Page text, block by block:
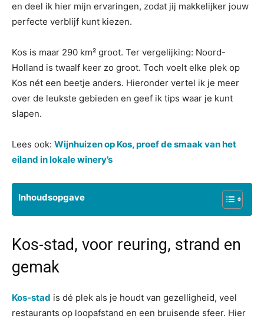
en deel ik hier mijn ervaringen, zodat jij makkelijker jouw
perfecte verblijf kunt kiezen.
Kos is maar 290 km² groot. Ter vergelijking: Noord-
Holland is twaalf keer zo groot. Toch voelt elke plek op
Kos nét een beetje anders. Hieronder vertel ik je meer
over de leukste gebieden en geef ik tips waar je kunt
slapen.
Lees ook: Wijnhuizen op Kos, proef de smaak van het
eiland in lokale winery’s
Inhoudsopgave
Kos-stad, voor reuring, strand en
gemak
Kos-stad is dé plek als je houdt van gezelligheid, veel
restaurants op loopafstand en een bruisende sfeer. Hier